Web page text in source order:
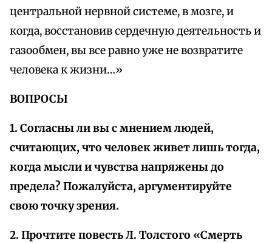
центральной нервной системе, в мозге, и
когда, восстановив сердечную деятельность и
газообмен, вы все равно уже не возвратите
человека к жизни…»
ВОПРОСЫ
1. Согласны ли вы с мнением людей,
считающих, что человек живет лишь тогда,
когда мысли и чувства напряжены до
предела? Пожалуйста, аргументируйте
свою точку зрения.
2. Прочтите повесть Л. Толстого «Смерть